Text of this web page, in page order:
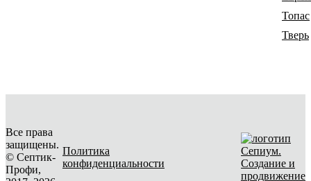
Топас
Тверь
Все права
защищены.
© Септик-
Профи,
Политика
конфиденциальности
Создание и
продвижение